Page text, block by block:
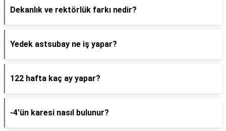
Dekanlık ve rektörlük farkı nedir?
Yedek astsubay ne iş yapar?
122 hafta kaç ay yapar?
-4'ün karesi nasıl bulunur?